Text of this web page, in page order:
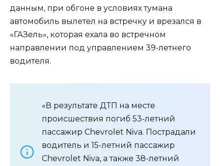
данным, при обгоне в условиях тумана
автомобиль вылетел на встречку и врезался в
«ГАЗель», которая ехала во встречном
направлении под управлением 39-летнего
водителя.
«В результате ДТП на месте
происшествия погиб 53-летний
пассажир Chevrolet Niva. Пострадали
водитель и 15-летний пассажир
Chevrolet Niva, а также 38-летний